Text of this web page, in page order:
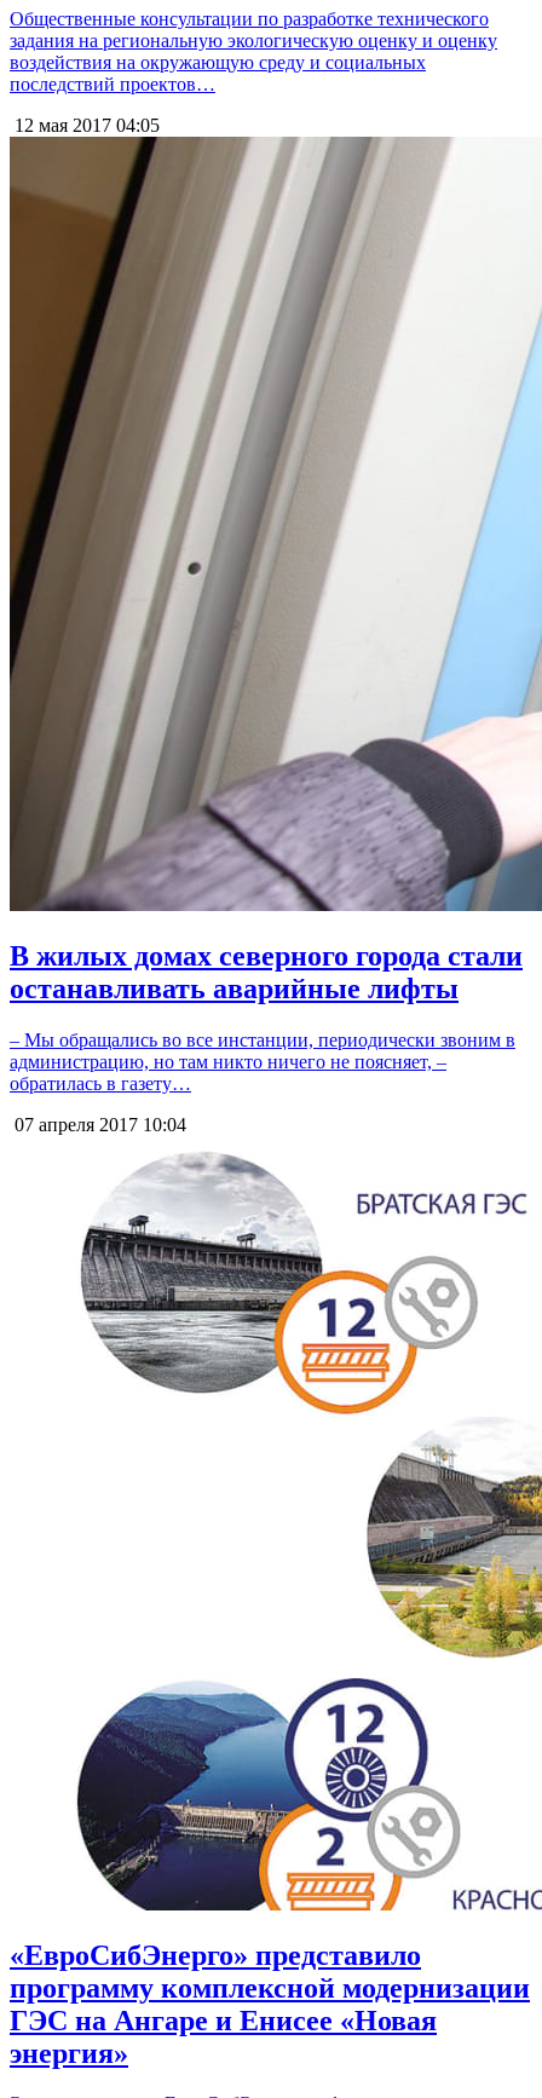
Общественные консультации по разработке технического
задания на региональную экологическую оценку и оценку
воздействия на окружающую среду и социальных
последствий проектов…
12 мая 2017 04:05
В жилых домах северного города стали
останавливать аварийные лифты
– Мы обращались во все инстанции, периодически звоним в
администрацию, но там никто ничего не поясняет, –
обратилась в газету…
07 апреля 2017 10:04
«ЕвроСибЭнерго» представило
программу комплексной модернизации
ГЭС на Ангаре и Енисее «Новая
энергия»